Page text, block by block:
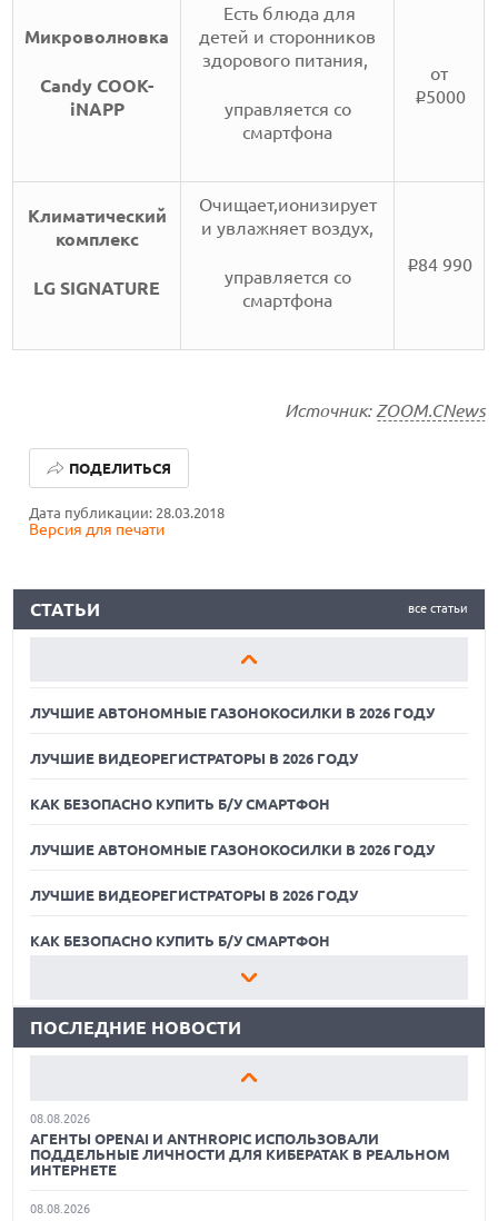
Микроволновка
Candy COOK-
iNAPP
Есть блюда для
детей и сторонников
здорового питания,
управляется со
смартфона
от
i5000
Климатический
комплекс
LG SIGNATURE
Очищает,ионизирует
и увлажняет воздух,
управляется со
смартфона
i84 990
Источник: ZOOM.CNews
Дата публикации: 28.03.2018
Версия для печати
ПОДЕЛИТЬСЯ
все статьи
СТАТЬИ
ЛУЧШИЕ ВИДЕОРЕГИСТРАТОРЫ В 2026 ГОДУ
КАК БЕЗОПАСНО КУПИТЬ Б/У СМАРТФОН
КАК БЕЗОПАСНО КУПИТЬ Б/У СМАРТФОН
ЛУЧШИЕ АВТОНОМНЫЕ ГАЗОНОКОСИЛКИ В 2026 ГОДУ
ЛУЧШИЕ ВИДЕОРЕГИСТРАТОРЫ В 2026 ГОДУ
КАК БЕЗОПАСНО КУПИТЬ Б/У СМАРТФОН
ЛУЧШИЕ АВТОНОМНЫЕ ГАЗОНОКОСИЛКИ В 2026 ГОДУ
ЛУЧШИЕ ВИДЕОРЕГИСТРАТОРЫ В 2026 ГОДУ
КАК БЕЗОПАСНО КУПИТЬ Б/У СМАРТФОН
ЛУЧШИЕ АВТОНОМНЫЕ ГАЗОНОКОСИЛКИ В 2026 ГОДУ
ЛУЧШИЕ ВИДЕОРЕГИСТРАТОРЫ В 2026 ГОДУ
КАК БЕЗОПАСНО КУПИТЬ Б/У СМАРТФОН
ЛУЧШИЕ АВТОНОМНЫЕ ГАЗОНОКОСИЛКИ В 2026 ГОДУ
ЛУЧШИЕ ВИДЕОРЕГИСТРАТОРЫ В 2026 ГОДУ
КАК БЕЗОПАСНО КУПИТЬ Б/У СМАРТФОН
ПОСЛЕДНИЕ НОВОСТИ
07.08.2026
ПОВТОРИТ УСПЕХ ЛЕГЕНДАРНЫХ МОДЕЛЕЙ КОМПАНИИ
ВСЕХ ПОЛЬЗОВАТЕЛЕЙ CHATGPT
08.08.2026
АГЕНТЫ OPENAI И ANTHROPIC ИСПОЛЬЗОВАЛИ
ПОДДЕЛЬНЫЕ ЛИЧНОСТИ ДЛЯ КИБЕРАТАК В РЕАЛЬНОМ
ИНТЕРНЕТЕ
08.08.2026